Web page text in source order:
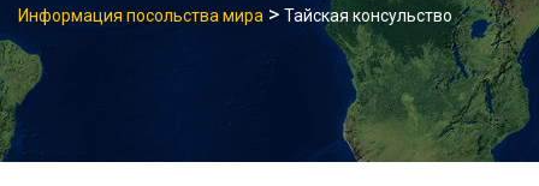
Информация посольства мира > Тайская консульство